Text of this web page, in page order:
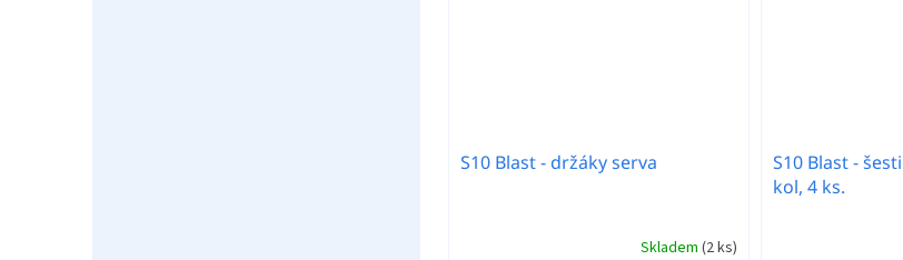
S10 Blast - držáky serva
Skladem (2 ks)
S10 Blast -
kol, 4 ks.